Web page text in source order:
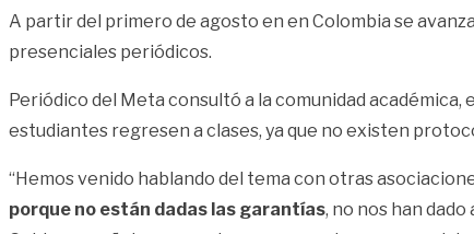
A partir del primero de agosto en en Colombia se
presenciales periódicos.
Periódico del Meta consultó a la comunidad
estudiantes regresen a clases, ya que no existen
“Hemos venido hablando del tema con otras
porque no están dadas las garantías, no nos han